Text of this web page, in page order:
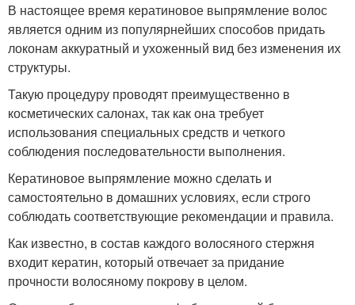
В настоящее время кератиновое выпрямление волос
является одним из популярнейших способов придать
локонам аккуратный и ухоженный вид без изменения их
структуры.
Такую процедуру проводят преимущественно в
косметических салонах, так как она требует
использования специальных средств и четкого
соблюдения последовательности выполнения.
Кератиновое выпрямление можно сделать и
самостоятельно в домашних условиях, если строго
соблюдать соответствующие рекомендации и правила.
Как известно, в состав каждого волосяного стержня
входит кератин, который отвечает за придание
прочности волосяному покрову в целом.